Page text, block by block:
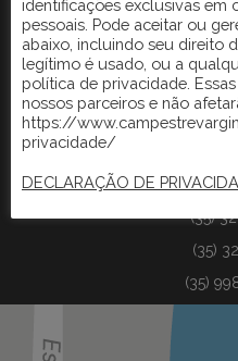
Rodovia BR 491/Km
(35)
(35)
(35)
identificações exclusivas em
pessoais. Pode aceitar ou
abaixo, incluindo seu direito
legítimo é usado, ou a
política de privacidade.
nossos parceiros e não
https://
privacidade/
DECLARAÇÃO DE